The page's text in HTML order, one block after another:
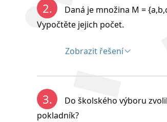
Variace k-té třídy zn
Variace k-té třídy zn
2.
Daná je množina M =
Vypočtěte jejich počet.
Zobrazit řešení
3.
Do školského výboru
pokladník?